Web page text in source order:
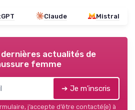
Claude Mistral
dernières actualités de
femme
➔ Je m'inscris
j’accepte d’être contacté(e) à